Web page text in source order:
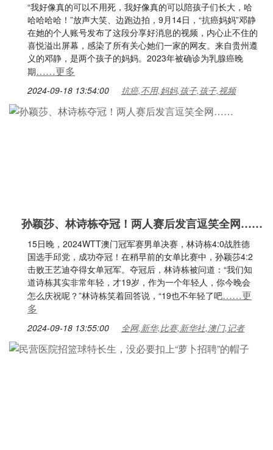
“我好像真的可以不用死，我好像真的可以陪孩子们长大，哈
哈哈哈哈！”放声大笑、边跑边拍，9月14日，“抗癌妈妈”邓静
在她的个人账号发布了这段分享好消息的视频，内心止不住的
喜悦溢出屏幕，感染了所有关心她们一家的网友。来自贵州遵
义的邓静，是两个孩子的妈妈。2023年被确诊为乳腺癌晚
期……更多
2024-09-18 13:54:00 抗癌,不用,妈妈,孩子,孩子,视频
孙颖莎、林诗栋夺冠！两人赛后发言逗笑全网……
15日晚，2024WTT澳门冠军赛男单决赛，林诗栋4:0战胜德
国选手邱党，成功夺冠！在稍早前的女单比赛中，孙颖莎4:2
击败王艺迪夺得女单冠军。夺冠后，林诗栋被问道：“我们知
道诗栋其实非常年轻，才19岁，作为一个年轻人，你今晚会
怎么庆祝呢？”林诗栋笑着回答说，“19也不年轻了吧……更
多
2024-09-18 13:55:00 全网,新华,比赛,新华社,澳门,记者